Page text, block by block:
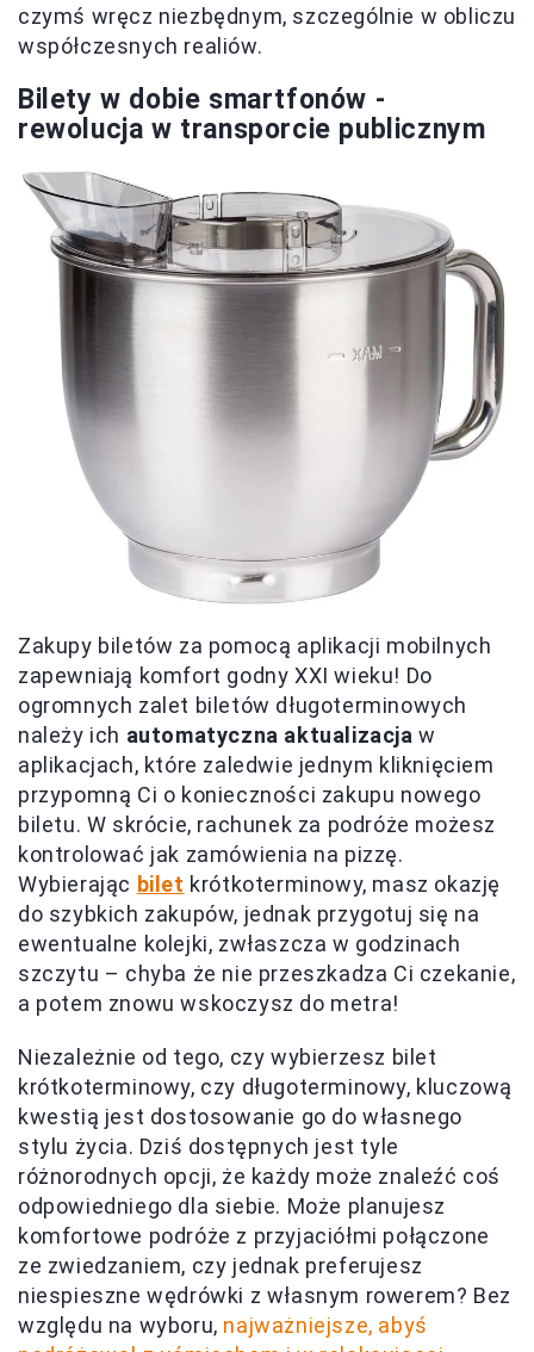
czymś wręcz niezbędnym, szczególnie w obliczu
współczesnych realiów.
Bilety w dobie smartfonów -
rewolucja w transporcie publicznym
Zakupy biletów za pomocą aplikacji mobilnych
zapewniają komfort godny XXI wieku! Do
ogromnych zalet biletów długoterminowych
należy ich automatyczna aktualizacja w
aplikacjach, które zaledwie jednym kliknięciem
przypomną Ci o konieczności zakupu nowego
biletu. W skrócie, rachunek za podróże możesz
kontrolować jak zamówienia na pizzę.
Wybierając bilet krótkoterminowy, masz okazję
do szybkich zakupów, jednak przygotuj się na
ewentualne kolejki, zwłaszcza w godzinach
szczytu – chyba że nie przeszkadza Ci czekanie,
a potem znowu wskoczysz do metra!
Niezależnie od tego, czy wybierzesz bilet
krótkoterminowy, czy długoterminowy, kluczową
kwestią jest dostosowanie go do własnego
stylu życia. Dziś dostępnych jest tyle
różnorodnych opcji, że każdy może znaleźć coś
odpowiedniego dla siebie. Może planujesz
komfortowe podróże z przyjaciółmi połączone
ze zwiedzaniem, czy jednak preferujesz
niespieszne wędrówki z własnym rowerem? Bez
względu na wyboru, najważniejsze, abyś